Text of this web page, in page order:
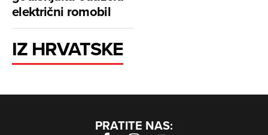
električni romobil
IZ HRVATSKE
PRATITE NAS: